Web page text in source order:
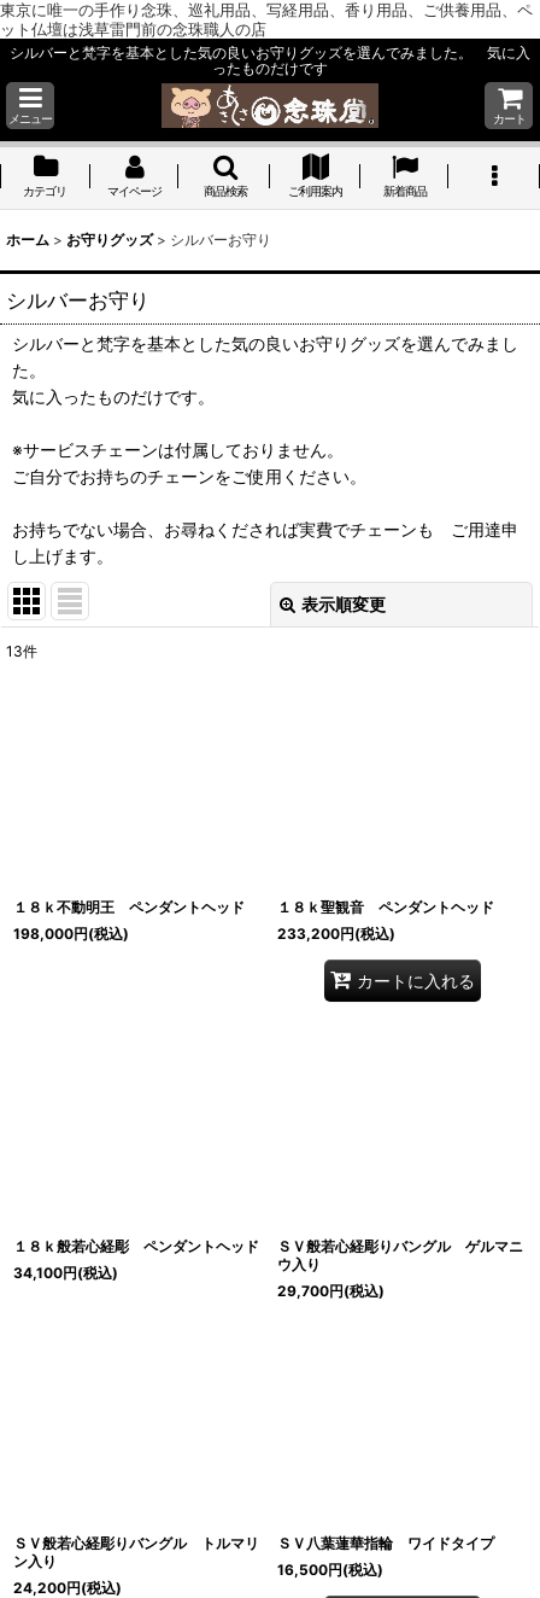
東京に唯一の手作り念珠、巡礼用品、写経用品、香り用品、ご供養用品、ペ
ット仏壇は浅草雷門前の念珠職人の店
シルバーと梵字を基本とした気の良いお守りグッズを選んでみました。 気に入
ったものだけです
メニュー カート
カテゴリ マイページ 商品検索 ご利用案内 新着商品
ホーム > お守りグッズ > シルバーお守り
シルバーお守り
シルバーと梵字を基本とした気の良いお守りグッズを選んでみまし
た。
気に入ったものだけです。
※サービスチェーンは付属しておりません。
ご自分でお持ちのチェーンをご使用ください。
お持ちでない場合、お尋ねくだされば実費でチェーンも ご用達申
し上げます。
表示順変更
13件
１８ｋ不動明王 ペンダントヘッド
198,000円(税込)
１８ｋ聖観音 ペンダントヘッド
233,200円(税込)
カートに入れる
１８ｋ般若心経彫 ペンダントヘッド
34,100円(税込)
ＳＶ般若心経彫りバングル ゲルマニ
ウ入り
29,700円(税込)
ＳＶ般若心経彫りバングル トルマリ
ン入り
24,200円(税込)
ＳＶ八葉蓮華指輪 ワイドタイプ
16,500円(税込)